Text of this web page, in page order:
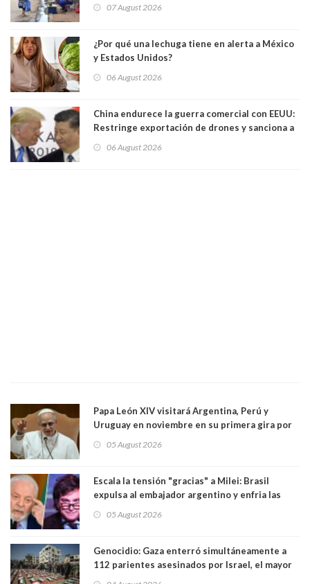
07 August 2026
¿Por qué una lechuga tiene en alerta a México
y Estados Unidos?
06 August 2026
China endurece la guerra comercial con EEUU:
Restringe exportación de drones y sanciona a
06 August 2026
Papa León XIV visitará Argentina, Perú y
Uruguay en noviembre en su primera gira por
05 August 2026
Escala la tensión "gracias" a Milei: Brasil
expulsa al embajador argentino y enfria las
trasandino
05 August 2026
Genocidio: Gaza enterró simultáneamente a
112 parientes asesinados por Israel, el mayor